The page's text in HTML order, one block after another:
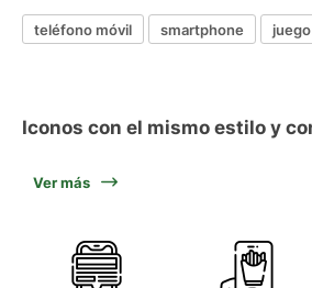
teléfono móvil smartphone
Iconos con el mismo estilo y
Ver más